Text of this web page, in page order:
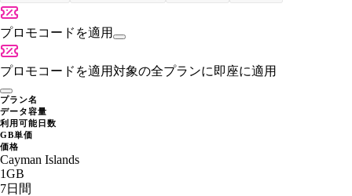
プロモコードを適用
プロモコードを適用対象の全プランに即座に適用
プラン名
データ容量
利用可能日数
GB単価
価格
Cayman Islands
1GB
7日間